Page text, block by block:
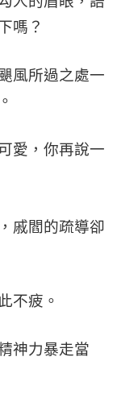
嗎？
風所過之處一
愛，你再說一
戚閻的疏導卻
不疲。
神力暴走當